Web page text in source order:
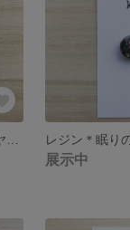
展示中